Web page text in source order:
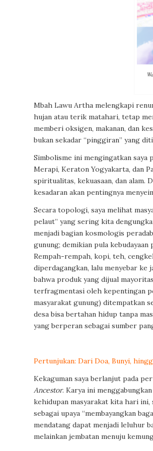
Mbah Lawu Artha melengkapi
hujan atau terik matahari, tetap
memberi oksigen, makanan, dan
bukan sekadar “pinggiran” yang
Simbolisme ini mengingatkan
Merapi, Keraton Yogyakarta, dan
spiritualitas, kekuasaan, dan alam.
kesadaran akan pentingnya
Secara topologi, saya melihat
pelaut” yang sering kita
menjadi bagian kosmologis
gunung; demikian pula
Rempah-rempah, kopi, teh,
diperdagangkan, lalu menyebar ke
bahwa produk yang dijual
terfragmentasi oleh kepentingan
masyarakat gunung) ditempatkan
desa bisa bertahan hidup tanpa
yang berperan sebagai sumber
Pertunjukan: Dari Doa, Bunyi,
Kekaguman saya berlanjut pada
Ancestor. Karya ini
kehidupan masyarakat kita hari ini,
sebagai upaya “membayangkan
mendatang dapat menjadi leluhur
melainkan jembatan menuju